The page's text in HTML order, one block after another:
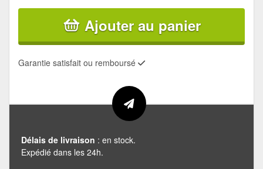
Ajouter au panier
Garantie satisfait ou remboursé
Délais de livraison : en stock.
Expédié dans les 24h.